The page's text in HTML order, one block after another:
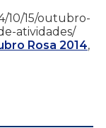
10/15/outubro-
atividades/
Rosa 2014,